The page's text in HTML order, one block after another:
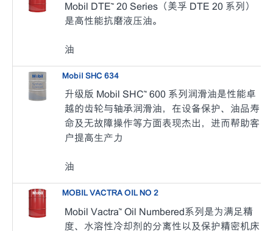
Mobil DTE™ 20 Series（美孚 DTE 20 系列）
是高性能抗磨液压油。
油
Mobil SHC 634
升级版 Mobil SHC™ 600 系列润滑油是性能卓
越的齿轮与轴承润滑油，在设备保护、油品寿
命及无故障操作等方面表现杰出，进而帮助客
户提高生产力
油
MOBIL VACTRA OIL NO 2
Mobil Vactra™ Oil Numbered系列是为满足精
度、水溶性冷却剂的分离性以及保护精密机床